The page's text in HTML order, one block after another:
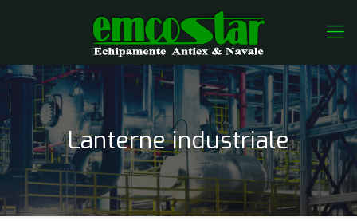
Lanterne industriale